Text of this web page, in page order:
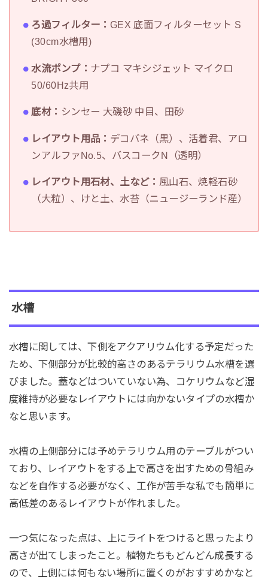
ろ過フィルター： GEX 底面フィルターセット S
(30cm水槽用)
水流ポンプ： ナプコ マキシジェット マイクロ
50/60Hz共用
底材： シンセー 大磯砂 中目、田砂
レイアウト用品： デコパネ（黒）、活着君、アロ
ンアルファNo.5、バスコークN（透明）
レイアウト用石材、土など： 風山石、焼軽石砂
（大粒）、けと土、水苔（ニュージーランド産）
水槽
水槽に関しては、下側をアクアリウム化する予定だった
ため、下側部分が比較的高さのあるテラリウム水槽を選
びました。蓋などはついていない為、コケリウムなど湿
度維持が必要なレイアウトには向かないタイプの水槽か
なと思います。
水槽の上側部分には予めテラリウム用のテーブルがつい
ており、レイアウトをする上で高さを出すための骨組み
などを自作する必要がなく、工作が苦手な私でも簡単に
高低差のあるレイアウトが作れました。
一つ気になった点は、上にライトをつけると思ったより
高さが出てしまったこと。植物たちもどんどん成長する
ので、上側には何もない場所に置くのがおすすめかなと